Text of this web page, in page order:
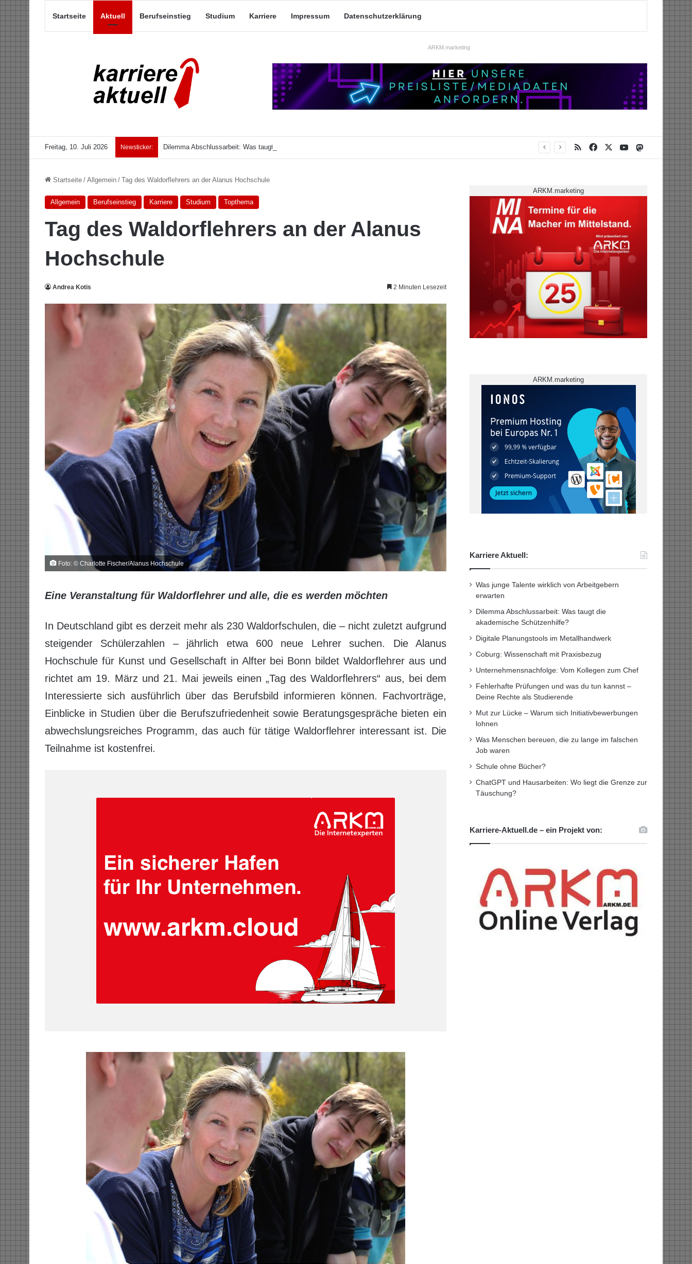
Startseite Aktuell Berufseinstieg Studium Karriere Impressum Datenschutzerklärung
ARKM.marketing
Freitag, 10. Juli 2026 Newsticker: Dilemma Abschlussarbeit: Was taugt die akademische Schützenhilfe? RSS Facebook YouTubeMastodon
Startseite / Allgemein / Tag des Waldorflehrers an der Alanus Hochschule
Allgemein Berufseinstieg Karriere Studium Topthema
Tag des Waldorflehrers an der Alanus
Hochschule
Andrea Kotis 2 Minuten Lesezeit
Foto: © Charlotte Fischer/Alanus Hochschule
Eine Veranstaltung für Waldorflehrer und alle, die es werden möchten
In Deutschland gibt es derzeit mehr als 230 Waldorfschulen, die – nicht zuletzt aufgrund
steigender Schülerzahlen – jährlich etwa 600 neue Lehrer suchen. Die Alanus
Hochschule für Kunst und Gesellschaft in Alfter bei Bonn bildet Waldorflehrer aus und
richtet am 19. März und 21. Mai jeweils einen „Tag des Waldorflehrers“ aus, bei dem
Interessierte sich ausführlich über das Berufsbild informieren können. Fachvorträge,
Einblicke in Studien über die Berufszufriedenheit sowie Beratungsgespräche bieten ein
abwechslungsreiches Programm, das auch für tätige Waldorflehrer interessant ist. Die
Teilnahme ist kostenfrei.
ARKM.marketing
ARKM.marketing
Karriere Aktuell:
Was junge Talente wirklich von Arbeitgebern
erwarten
Dilemma Abschlussarbeit: Was taugt die
akademische Schützenhilfe?
Digitale Planungstools im Metallhandwerk
Coburg: Wissenschaft mit Praxisbezug
Unternehmensnachfolge: Vom Kollegen zum Chef
Fehlerhafte Prüfungen und was du tun kannst –
Deine Rechte als Studierende
Mut zur Lücke – Warum sich Initiativbewerbungen
lohnen
Was Menschen bereuen, die zu lange im falschen
Job waren
Schule ohne Bücher?
ChatGPT und Hausarbeiten: Wo liegt die Grenze zur
Täuschung?
Karriere-Aktuell.de – ein Projekt von: